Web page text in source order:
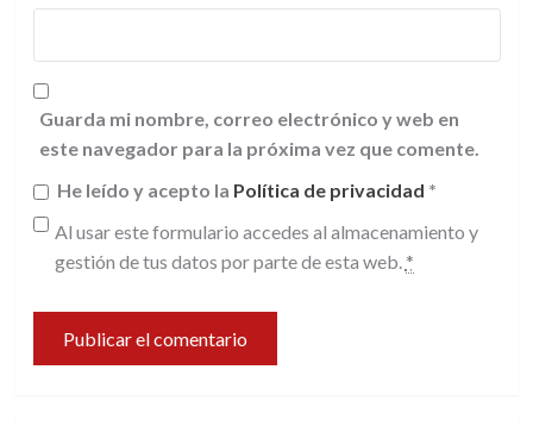
Guarda mi nombre, correo electrónico y web en
este navegador para la próxima vez que comente.
He leído y acepto la Política de privacidad *
Al usar este formulario accedes al almacenamiento y
gestión de tus datos por parte de esta web. *